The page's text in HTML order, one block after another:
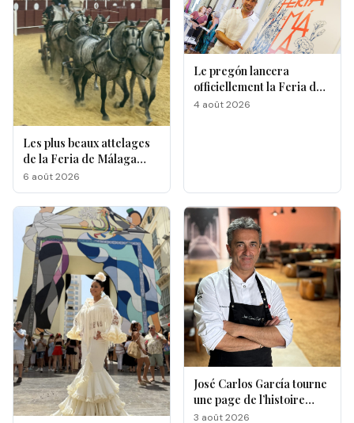
Les plus beaux attelages
de la Feria de Málaga
s'affrontent à La
Malagueta
6 août 2026
Le pregón lancera
officiellement la Feria de
Málaga 2026
4 août 2026
José Carlos García tourne
une page de l’histoire
gastronomique de Malaga
3 août 2026